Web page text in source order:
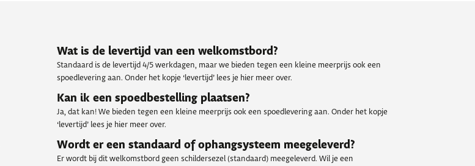
Wat is de levertijd van een welkomstbord?
Standaard is de levertijd 4/5 werkdagen, maar we bieden tegen een kleine meerprijs ook een
spoedlevering aan. Onder het kopje ‘levertijd’ lees je hier meer over.
Kan ik een spoedbestelling plaatsen?
Ja, dat kan! We bieden tegen een kleine meerprijs ook een spoedlevering aan. Onder het kopje
‘levertijd’ lees je hier meer over.
Wordt er een standaard of ophangsysteem meegeleverd?
Er wordt bij dit welkomstbord geen schildersezel (standaard) meegeleverd. Wil je een